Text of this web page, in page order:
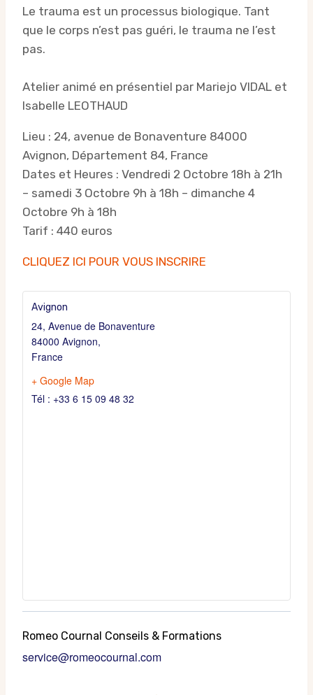
Le trauma est un processus biologique. Tant
que le corps n’est pas guéri, le trauma ne l’est
pas.
Atelier animé en présentiel par Mariejo VIDAL et
Isabelle LEOTHAUD
Lieu : 24, avenue de Bonaventure 84000
Avignon, Département 84, France
Dates et Heures : Vendredi 2 Octobre 18h à 21h
– samedi 3 Octobre 9h à 18h – dimanche 4
Octobre 9h à 18h
Tarif : 440 euros
CLIQUEZ ICI POUR VOUS INSCRIRE
Avignon
24, Avenue de Bonaventure
84000 Avignon,
France
+ Google Map
Tél : +33 6 15 09 48 32
Romeo Cournal Conseils & Formations
service@romeocournal.com